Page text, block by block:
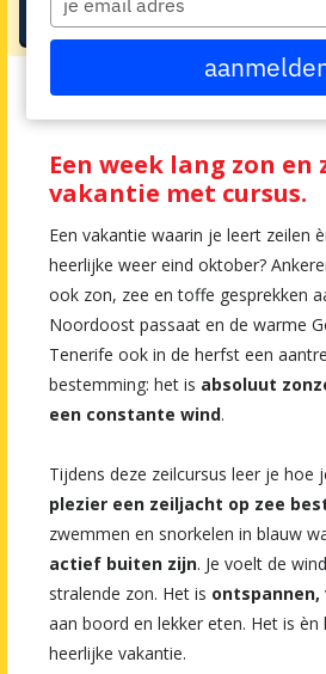
Boeken
Alle vakanties en
Een week lang zon en
vakantie met cursus.
Een vakantie waarin je leert zeilen
heerlijke weer eind oktober?
ook zon, zee en toffe gesprekken
Noordoost passaat en de warme
Tenerife ook in de herfst een
bestemming: het is absoluut
een constante wind.
Tijdens deze zeilcursus leer je hoe
plezier een zeiljacht op zee
zwemmen en snorkelen in blauw
actief buiten zijn. Je voelt de
stralende zon. Het is
aan boord en lekker eten. Het is èn
heerlijke vakantie.
your
email